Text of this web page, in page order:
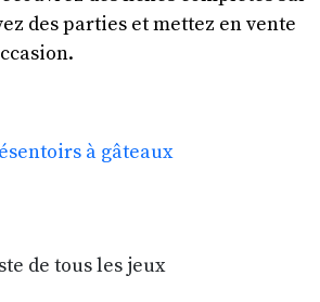
des parties et mettez en vente
à gâteaux
de tous les jeux